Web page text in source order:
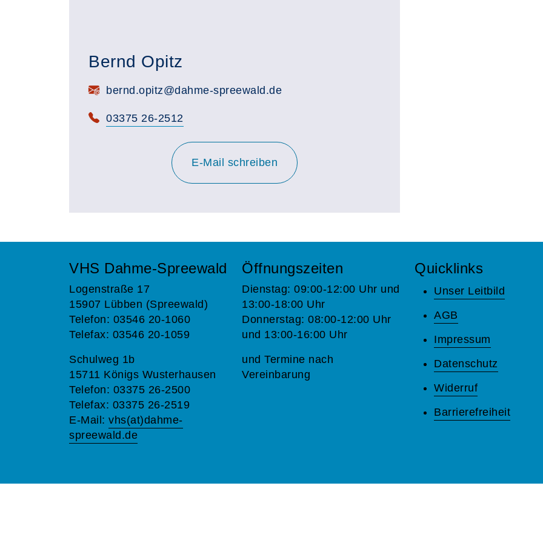
Bernd Opitz
E-Mail:bernd.opitz@dahme-spreewald.de
Telefon:
03375 26-2512
E-Mail schreiben
VHS Dahme-Spreewald
Logenstraße 17
15907 Lübben (Spreewald)
Telefon: 03546 20-1060
Telefax: 03546 20-1059
Schulweg 1b
15711 Königs Wusterhausen
Telefon: 03375 26-2500
Telefax: 03375 26-2519
E-Mail: vhs(at)dahme-
spreewald.de
Öffnungszeiten
Dienstag: 09:00-12:00 Uhr und
13:00-18:00 Uhr
Donnerstag: 08:00-12:00 Uhr
und 13:00-16:00 Uhr
und Termine nach
Vereinbarung
Quicklinks
Unser Leitbild
AGB
Impressum
Datenschutz
Widerruf
Barrierefreiheit